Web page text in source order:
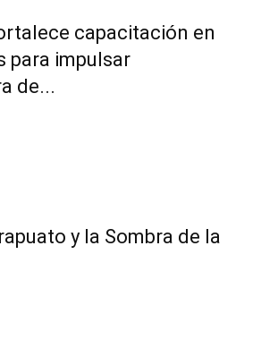
capacitación en
para impulsar
de...
y la Sombra de la